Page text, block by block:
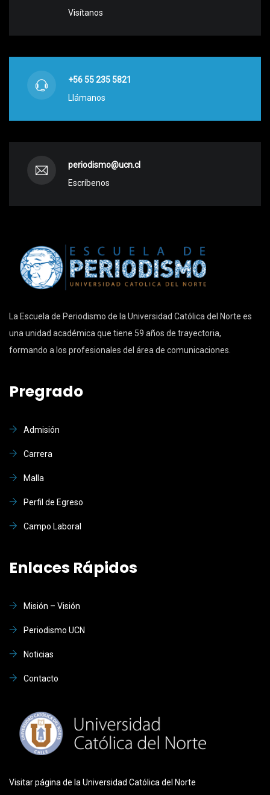
Visítanos
+56 55 235 5821
Llámanos
periodismo@ucn.cl
Escríbenos
La Escuela de Periodismo de la Universidad Católica del Norte es
una unidad académica que tiene 59 años de trayectoria,
formando a los profesionales del área de comunicaciones.
Pregrado
Admisión
Carrera
Malla
Perfil de Egreso
Campo Laboral
Enlaces Rápidos
Misión – Visión
Periodismo UCN
Noticias
Contacto
Visitar página de la Universidad Católica del Norte